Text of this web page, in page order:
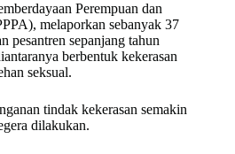
Perempuan dan
melaporkan sebanyak 37
pesantren sepanjang tahun
berbentuk kekerasan
seksual.
tindak kekerasan semakin
dilakukan.